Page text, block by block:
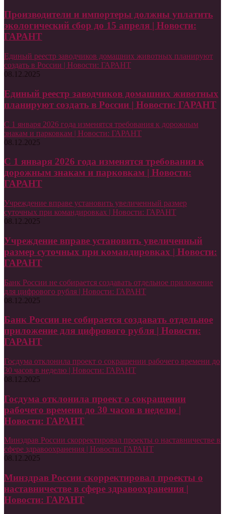
Производители и импортеры должны уплатить
экологический сбор до 15 апреля | Новости:
ГАРАНТ
Единый реестр заводчиков домашних животных планируют
создать в России | Новости: ГАРАНТ
08.12.2025
Единый реестр заводчиков домашних животных
планируют создать в России | Новости: ГАРАНТ
С 1 января 2026 года изменятся требования к дорожным
знакам и парковкам | Новости: ГАРАНТ
08.12.2025
С 1 января 2026 года изменятся требования к
дорожным знакам и парковкам | Новости:
ГАРАНТ
Учреждение вправе установить увеличенный размер
суточных при командировках | Новости: ГАРАНТ
08.12.2025
Учреждение вправе установить увеличенный
размер суточных при командировках | Новости:
ГАРАНТ
Банк России не собирается создавать отдельное приложение
для цифрового рубля | Новости: ГАРАНТ
08.12.2025
Банк России не собирается создавать отдельное
приложение для цифрового рубля | Новости:
ГАРАНТ
Госдума отклонила проект о сокращении рабочего времени до
30 часов в неделю | Новости: ГАРАНТ
08.12.2025
Госдума отклонила проект о сокращении
рабочего времени до 30 часов в неделю |
Новости: ГАРАНТ
Минздрав России скорректировал проекты о наставничестве в
сфере здравоохранения | Новости: ГАРАНТ
08.12.2025
Минздрав России скорректировал проекты о
наставничестве в сфере здравоохранения |
Новости: ГАРАНТ